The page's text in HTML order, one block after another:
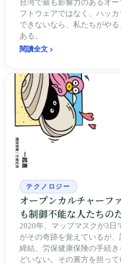
台湾で最も影響力のあるオ
フトウェアではなく、ハッ
できないなら、私たちがや
ある。
閱讀全文
テクノロジー
オープンカルチャーフ
も制御不能な人たちの
る
2020年、マップマスクが3日
がその奇跡を覚えているが
締結、労保健康保険の手続
どいない。その裏方を担っ